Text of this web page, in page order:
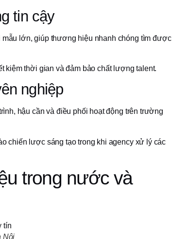
tin cậy
lớn, giúp thương hiệu nhanh chóng tìm được
kiệm thời gian và đảm bảo chất lượng talent.
nghiệp
hậu cần và điều phối hoạt động trên trường
chiến lược sáng tạo trong khi agency xử lý các
trong nước và
Nội